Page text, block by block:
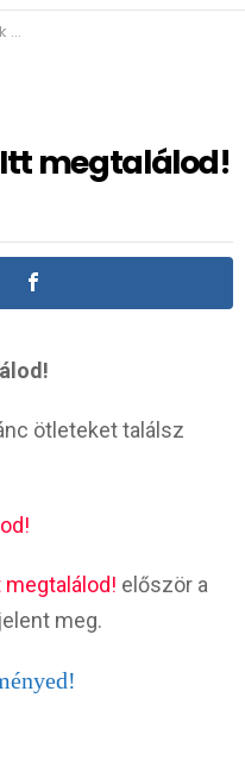
megtalálod!
ötleteket találsz
először a
meg.